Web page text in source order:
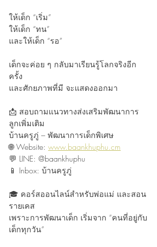
ให้เด็ก “เริ่ม”
ให้เด็ก “ทน”
และให้เด็ก “รอ”
เด็กจะค่อย ๆ กลับมาเรียนรู้โลกจริงอีก
ครั้ง
และศักยภาพที่มี จะแสดงออกมา
📩 สอบถามแนวทางส่งเสริมพัฒนาการ
ลูกเพิ่มเติม
บ้านครูภู่ – พัฒนาการเด็กพิเศษ
🌐 Website: www.baankhuphu.cm
💬 LINE: @baankhuphu
📱 Inbox: บ้านครูภู่
🎓 คอร์สออนไลน์สำหรับพ่อแม่ และสอน
รายเคส
เพราะการพัฒนาเด็ก เริ่มจาก “คนที่อยู่กับ
เด็กทุกวัน”